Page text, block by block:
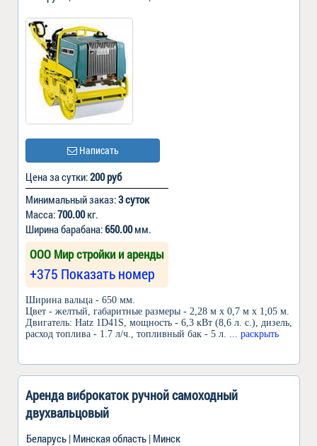
Написать
Цена за сутки:200 руб
Минимальный заказ:3 суток
Масса:700.00кг.
Ширина барабана:650.00мм.
ООО Мир стройки и аренды
+375 Показать номер
Ширина вальца - 650 мм.
Цвет - желтый, габаритные размеры - 2,28 м x 0,7 м x 1,05 м.
Двигатель: Hatz 1D41S, мощность - 6,3 кВт (8,6 л. с.), дизель,
расход топлива - 1.7 л/ч., топливный бак - 5 л.
... раскрыть
Аренда виброкаток ручной самоходный
двухвальцовый
Беларусь | Минская область | Минск